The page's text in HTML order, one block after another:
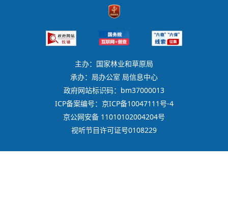
主办：国家林业和草原局
承办：局办公室 局信息中心
政府网站标识码：bm37000013
ICP备案编号：京ICP备10047111号-4
京公网安备 11010102004204号
视听节目许可证号0108229